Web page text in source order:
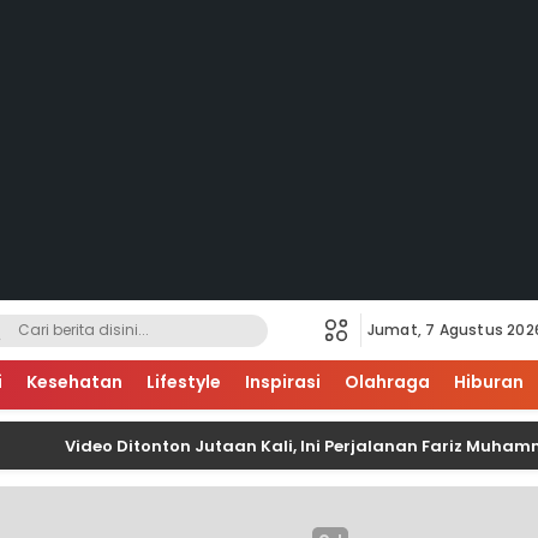
Jumat, 7 Agustus
Kesehatan Lifestyle Inspirasi Olahraga Hiburan
Video Ditonton Jutaan Kali, Ini Perjalanan Fariz Muhammad